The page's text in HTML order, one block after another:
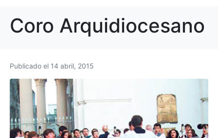
Coro Arquidiocesano
Publicado el 14 abril, 2015